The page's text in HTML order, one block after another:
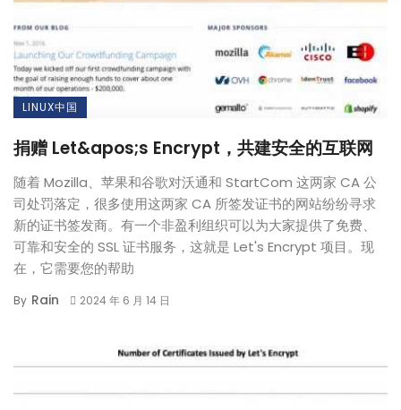
LINUX中国
捐赠 Let&apos;s Encrypt，共建安全的互联网
随着 Mozilla、苹果和谷歌对沃通和 StartCom 这两家 CA 公
司处罚落定，很多使用这两家 CA 所签发证书的网站纷纷寻求
新的证书签发商。有一个非盈利组织可以为大家提供了免费、
可靠和安全的 SSL 证书服务，这就是 Let's Encrypt 项目。现
在，它需要您的帮助
By Rain 2024 年 6 月 14 日